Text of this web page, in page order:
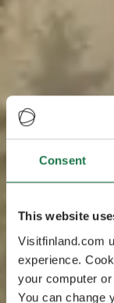
Consent
This website
Visitfinland.com
experience.
your computer
You can change